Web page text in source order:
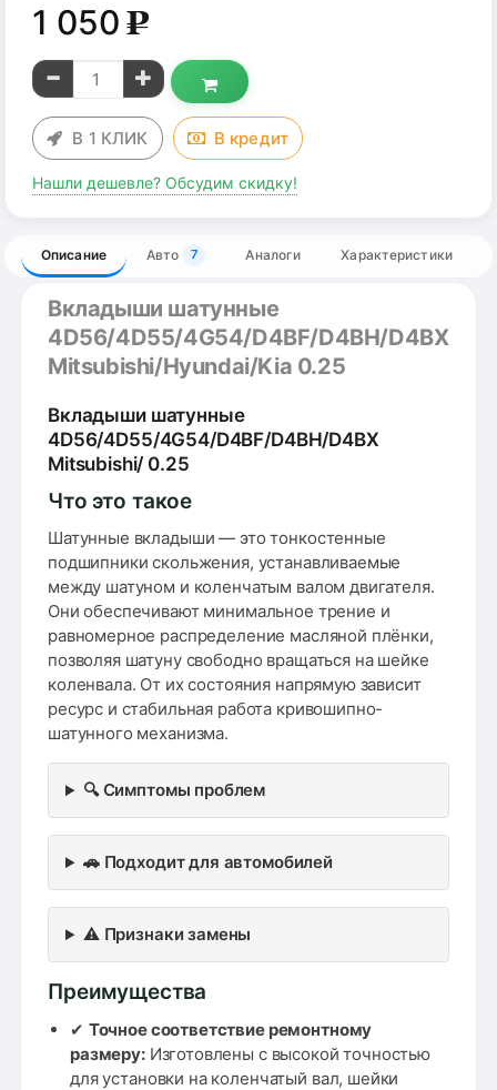
1 050g
В 1 КЛИК В кредит
Нашли дешевле? Обсудим скидку!
Описание Авто 7 Аналоги Характеристики
Вкладыши шатунные
4D56/4D55/4G54/D4BF/D4BH/D4BX
Mitsubishi/Hyundai/Kia 0.25
Вкладыши шатунные
4D56/4D55/4G54/D4BF/D4BH/D4BX
Mitsubishi/ 0.25
Что это такое
Шатунные вкладыши — это тонкостенные
подшипники скольжения, устанавливаемые
между шатуном и коленчатым валом двигателя.
Они обеспечивают минимальное трение и
равномерное распределение масляной плёнки,
позволяя шатуну свободно вращаться на шейке
коленвала. От их состояния напрямую зависит
ресурс и стабильная работа кривошипно-
шатунного механизма.
🔍 Симптомы проблем
🚗 Подходит для автомобилей
⚠️ Признаки замены
Преимущества
✔ Точное соответствие ремонтному
размеру:Изготовлены с высокой точностью
для установки на коленчатый вал, шейки